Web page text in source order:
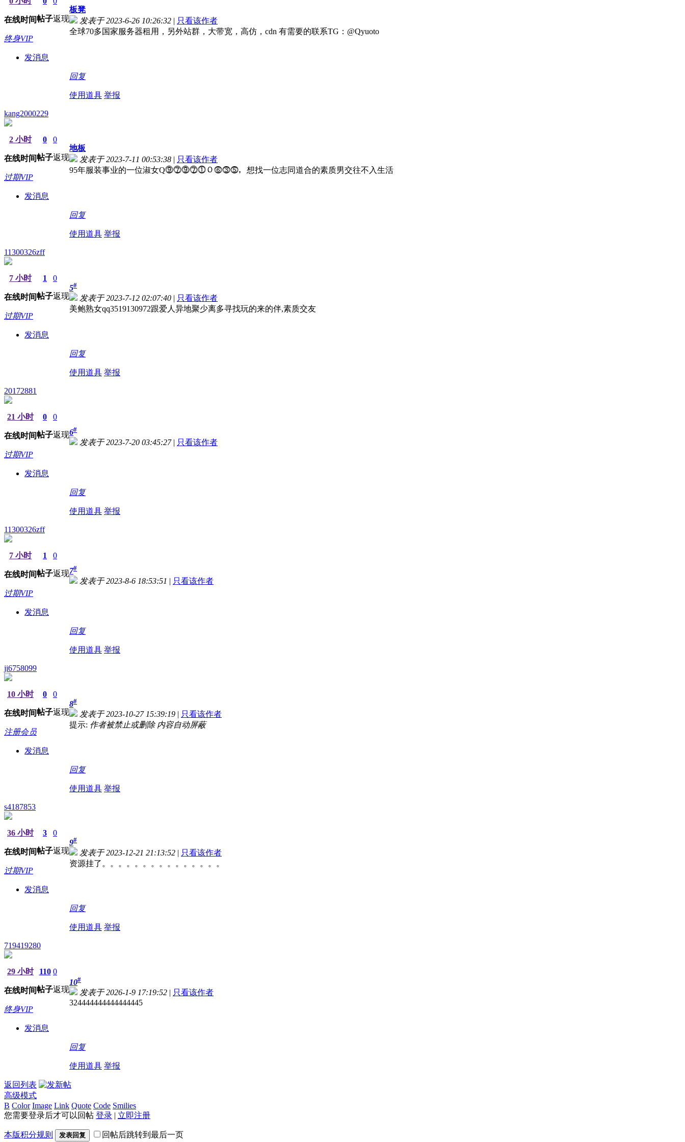
在线时间帖子返现
终身VIP
发消息
板凳
发表于 2023-6-26 10:26:32 | 只看该作者
全球70多国家服务器租用，另外站群，大带宽，高仿，cdn 有需要的联系TG：@Qyuoto
回复
使用道具 举报
kang2000229
2 小时
在线时间
0
帖子
0
返现
过期VIP
发消息
地板
发表于 2023-7-11 00:53:38 | 只看该作者
95年服装事业的一位淑女Q⓽⓻⓽⓻⓵０⓺⓷⓹，想找一位志同道合的素质男交往不入生活
回复
使用道具 举报
11300326zff
7 小时
在线时间
1
帖子
0
返现
过期VIP
发消息
5#
发表于 2023-7-12 02:07:40 | 只看该作者
美鲍熟女qq3519130972跟爱人异地聚少离多寻找玩的来的伴,素质交友
回复
使用道具 举报
20172881
21 小时
在线时间
0
帖子
0
返现
过期VIP
发消息
6#
发表于 2023-7-20 03:45:27 | 只看该作者
回复
使用道具 举报
11300326zff
7 小时
在线时间
1
帖子
0
返现
过期VIP
发消息
7#
发表于 2023-8-6 18:53:51 | 只看该作者
回复
使用道具 举报
ji6758099
10 小时
在线时间
0
帖子
0
返现
注册会员
发消息
8#
发表于 2023-10-27 15:39:19 | 只看该作者
提示: 作者被禁止或删除 内容自动屏蔽
回复
使用道具 举报
s4187853
36 小时
在线时间
3
帖子
0
返现
过期VIP
发消息
9#
发表于 2023-12-21 21:13:52 | 只看该作者
资源挂了。。。。。。。。。。。。。。。
回复
使用道具 举报
719419280
29 小时
在线时间
110
帖子
0
返现
终身VIP
发消息
10#
发表于 2026-1-9 17:19:52 | 只看该作者
324444444444444445
回复
使用道具 举报
返回列表
高级模式
B Color Image Link Quote Code Smilies
您需要登录后才可以回帖 登录 | 立即注册
本版积分规则 发表回复 回帖后跳转到最后一页